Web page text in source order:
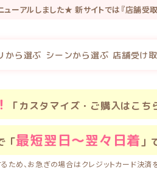
ューアルしました★ 新サイトでは『店舗受
で100P・既存会員様も初回新サイトログ
から選ぶ シーンから選ぶ 店舗受け
「カスタマイズ・ご購入はこ
「最短翌日〜翌々日着 」
ため、お急ぎの場合はクレジットカード決済